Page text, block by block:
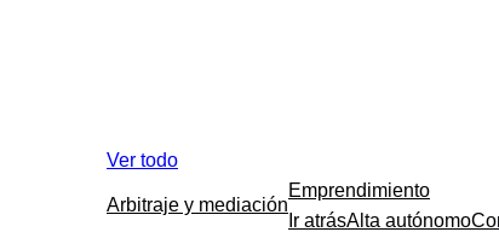
Ver todo
Arbitraje y mediación
Emprendimiento
Ir atrásAlta autónomo